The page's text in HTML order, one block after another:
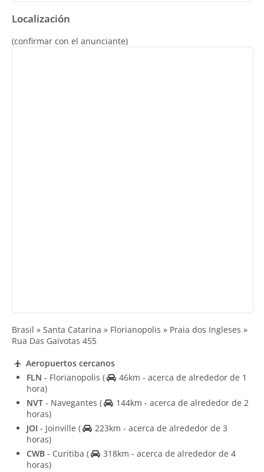
Localización
(confirmar con el anunciante)
Brasil » Santa Catarina » Florianopolis » Praia dos Ingleses »
Rua Das Gaivotas 455
Aeropuertos cercanos
FLN - Florianopolis (
46km - acerca de alrededor de 1
hora)
NVT - Navegantes (
144km - acerca de alrededor de 2
horas)
JOI - Joinville (
223km - acerca de alrededor de 3
horas)
CWB - Curitiba (
318km - acerca de alrededor de 4
horas)